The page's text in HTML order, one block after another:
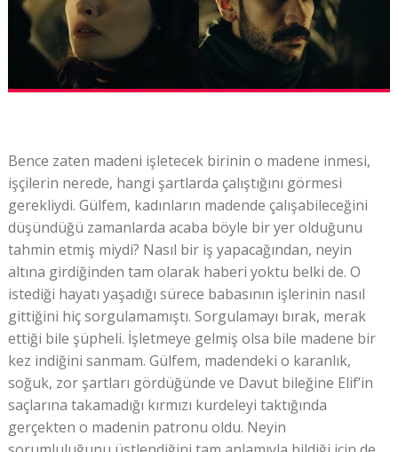
Bence zaten madeni işletecek birinin o madene inmesi,
işçilerin nerede, hangi şartlarda çalıştığını görmesi
gerekliydi. Gülfem, kadınların madende çalışabileceğini
düşündüğü zamanlarda acaba böyle bir yer olduğunu
tahmin etmiş miydi? Nasıl bir iş yapacağından, neyin
altına girdiğinden tam olarak haberi yoktu belki de. O
istediği hayatı yaşadığı sürece babasının işlerinin nasıl
gittiğini hiç sorgulamamıştı. Sorgulamayı bırak, merak
ettiği bile şüpheli. İşletmeye gelmiş olsa bile madene bir
kez indiğini sanmam. Gülfem, madendeki o karanlık,
soğuk, zor şartları gördüğünde ve Davut bileğine Elif’in
saçlarına takamadığı kırmızı kurdeleyi taktığında
gerçekten o madenin patronu oldu. Neyin